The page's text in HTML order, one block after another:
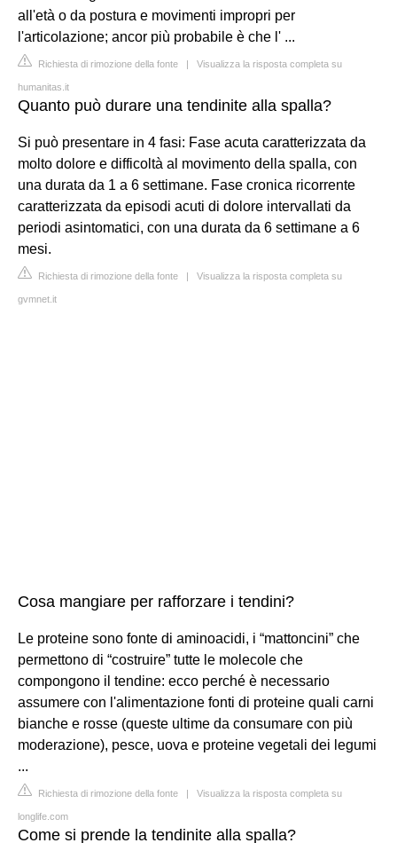
all'età o da postura e movimenti impropri per
l'articolazione; ancor più probabile è che l' ...
Richiesta di rimozione della fonte | Visualizza la risposta completa su
humanitas.it
Quanto può durare una tendinite alla spalla?
Si può presentare in 4 fasi: Fase acuta caratterizzata da
molto dolore e difficoltà al movimento della spalla, con
una durata da 1 a 6 settimane. Fase cronica ricorrente
caratterizzata da episodi acuti di dolore intervallati da
periodi asintomatici, con una durata da 6 settimane a 6
mesi.
Richiesta di rimozione della fonte | Visualizza la risposta completa su
gvmnet.it
Cosa mangiare per rafforzare i tendini?
Le proteine sono fonte di aminoacidi, i “mattoncini” che
permettono di “costruire” tutte le molecole che
compongono il tendine: ecco perché è necessario
assumere con l'alimentazione fonti di proteine quali carni
bianche e rosse (queste ultime da consumare con più
moderazione), pesce, uova e proteine vegetali dei legumi
...
Richiesta di rimozione della fonte | Visualizza la risposta completa su
longlife.com
Come si prende la tendinite alla spalla?